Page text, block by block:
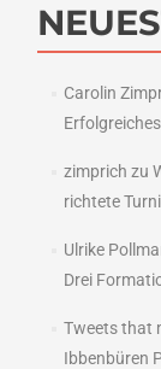
Carolin
zimprich zu
richtete
Ulrike
Drei
Tweets that
Ibbenbüren